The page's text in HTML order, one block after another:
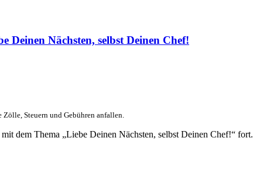
Deinen Nächsten, selbst Deinen Chef!
Steuern und Gebühren anfallen.
dem Thema „Liebe Deinen Nächsten, selbst Deinen Chef!“ fort.